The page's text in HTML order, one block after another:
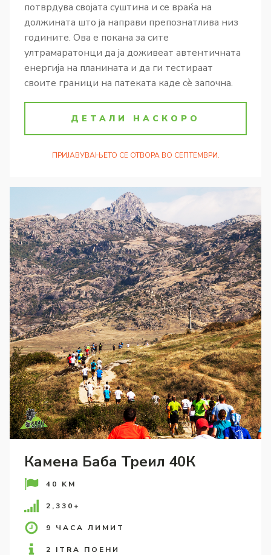
потврдува својата суштина и се враќа на
должината што ја направи препознатлива низ
годините. Ова е покана за сите
ултрамаратонци да ја доживеат автентичната
енергија на планината и да ги тестираат
своите граници на патеката каде сè започна.
ДЕТАЛИ НАСКОРО
ПРИЈАВУВАЊЕТО СЕ ОТВОРА ВО СЕПТЕМВРИ.
Камена Баба Треил 40К
40 KM
2,330+
9 ЧАСА ЛИМИТ
2 ITRA ПОЕНИ